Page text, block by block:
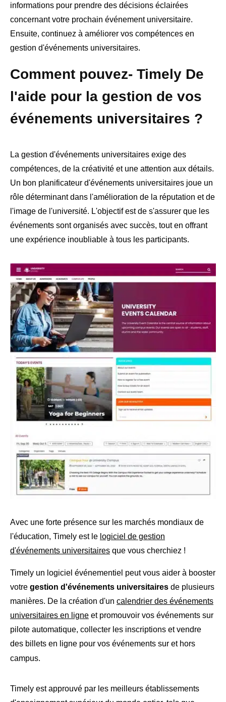
informations pour prendre des décisions éclairées
concernant votre prochain événement universitaire.
Ensuite, continuez à améliorer vos compétences en
gestion d'événements universitaires.
Comment pouvez- Timely De
l'aide pour la gestion de vos
événements universitaires ?
La gestion d'événements universitaires exige des
compétences, de la créativité et une attention aux détails.
Un bon planificateur d'événements universitaires joue un
rôle déterminant dans l'amélioration de la réputation et de
l'image de l'université. L'objectif est de s'assurer que les
événements sont organisés avec succès, tout en offrant
une expérience inoubliable à tous les participants.
Avec une forte présence sur les marchés mondiaux de
l'éducation, Timely est le logiciel de gestion
d'événements universitaires que vous cherchiez !
Timely un logiciel événementiel peut vous aider à booster
votre gestion d'événements universitaires de plusieurs
manières. De la création d'un calendrier des événements
universitaires en ligne et promouvoir vos événements sur
pilote automatique, collecter les inscriptions et vendre
des billets en ligne pour vos événements sur et hors
campus.
Timely est approuvé par les meilleurs établissements